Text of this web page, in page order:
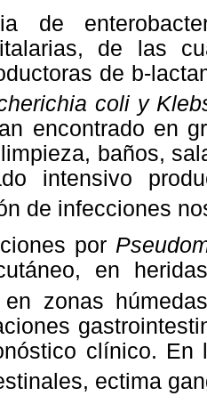
de
de las
de b-
coli y
encontrado en
baños,
intensivo
de infecciones
por
en
en zonas
clínico. En
ectima